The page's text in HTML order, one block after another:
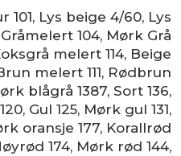
101, Lys beige 4/60, Lys
Gråmelert 104, Mørk Grå
melert 114, Beige
melert 111, Rødbrun
blågrå 1387, Sort 136,
, Gul 125, Mørk gul 131,
oransje 177, Korallrød
174, Mørk rød 144,